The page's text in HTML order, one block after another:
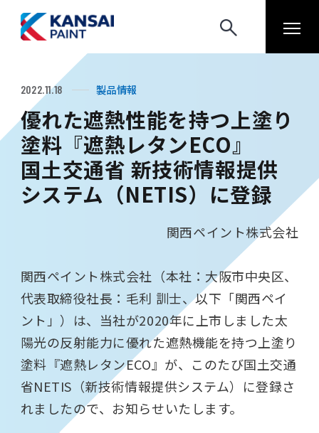
2022.11.18 製品情報
優れた遮熱性能を持つ上塗り
塗料『遮熱レタンECO』
国土交通省 新技術情報提供
システム（NETIS）に登録
関西ペイント株式会社
関西ペイント株式会社（本社：大阪市中央区、
代表取締役社長：毛利 訓士、以下「関西ペイ
ント」）は、当社が2020年に上市しました太
陽光の反射能力に優れた遮熱機能を持つ上塗り
塗料『遮熱レタンECO』が、このたび国土交通
省NETIS（新技術情報提供システム）に登録さ
れましたので、お知らせいたします。